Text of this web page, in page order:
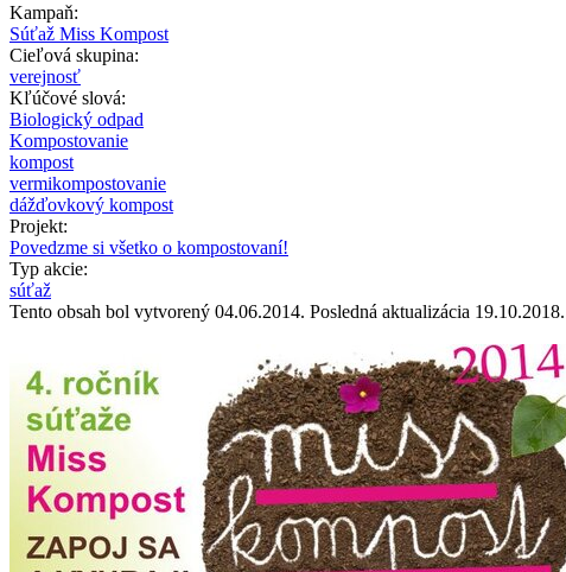
Kampaň:
Súťaž Miss Kompost
Cieľová skupina:
verejnosť
Kľúčové slová:
Biologický odpad
Kompostovanie
kompost
vermikompostovanie
dážďovkový kompost
Projekt:
Povedzme si všetko o kompostovaní!
Typ akcie:
súťaž
Tento obsah bol vytvorený 04.06.2014. Posledná aktualizácia 19.10.2018.